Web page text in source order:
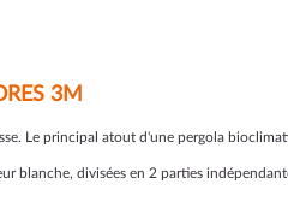
3M
Le principal atout d'une pergola
blanche, divisées en 2 parties